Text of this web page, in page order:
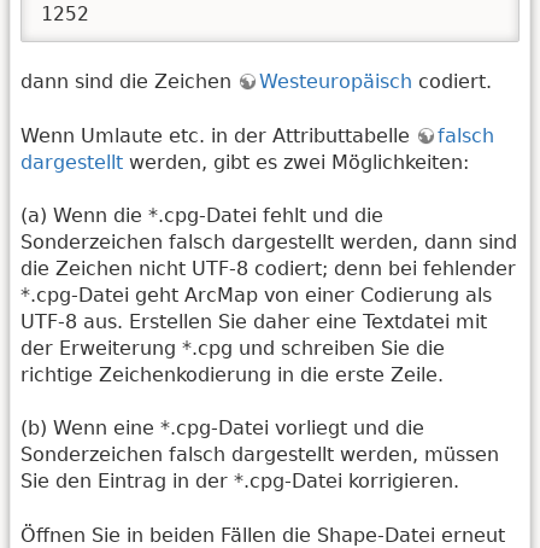
1252
dann sind die Zeichen Westeuropäisch codiert.
Wenn Umlaute etc. in der Attributtabelle
falsch
dargestellt werden, gibt es zwei Möglichkeiten:
(a) Wenn die *.cpg-Datei fehlt und die
Sonderzeichen falsch dargestellt werden, dann sind
die Zeichen nicht UTF-8 codiert; denn bei fehlender
*.cpg-Datei geht ArcMap von einer Codierung als
UTF-8 aus. Erstellen Sie daher eine Textdatei mit
der Erweiterung *.cpg und schreiben Sie die
richtige Zeichenkodierung in die erste Zeile.
(b) Wenn eine *.cpg-Datei vorliegt und die
Sonderzeichen falsch dargestellt werden, müssen
Sie den Eintrag in der *.cpg-Datei korrigieren.
Öffnen Sie in beiden Fällen die Shape-Datei erneut